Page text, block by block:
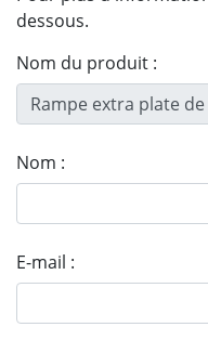
dessous.
Nom du produit :
Nom :
E-mail :